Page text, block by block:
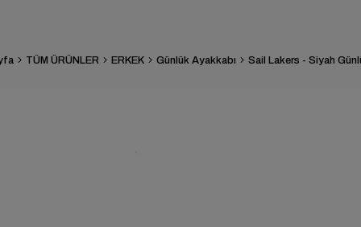
TÜM ÜRÜNLER ERKEK Günlük Ayakkabı